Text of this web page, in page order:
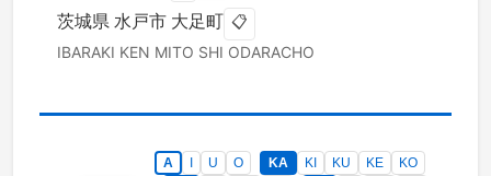
茨城県 水戸市 大足町 📋
IBARAKI KEN MITO SHI ODARACHO
A U O KA KI KU KE
KO